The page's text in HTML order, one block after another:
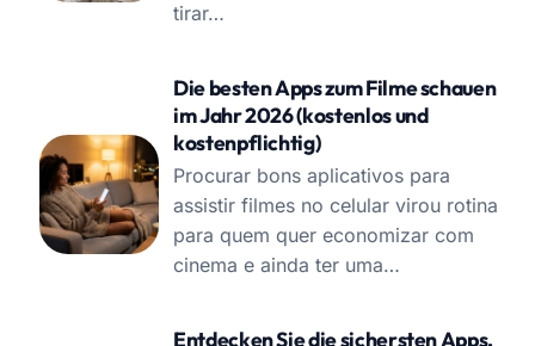
tirar…
Die besten Apps zum Filme schauen
im Jahr 2026 (kostenlos und
kostenpflichtig)
Procurar bons aplicativos para
assistir filmes no celular virou rotina
para quem quer economizar com
cinema e ainda ter uma…
Entdecken Sie die sichersten Apps,